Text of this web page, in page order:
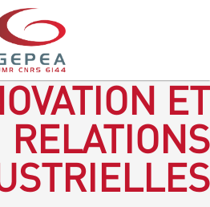
ET
RELATIONS